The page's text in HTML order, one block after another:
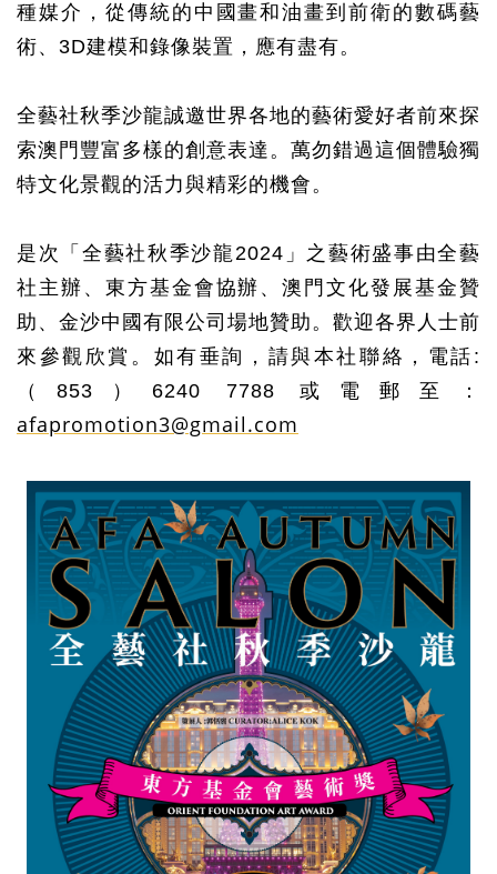
種媒介，從傳統的中國畫和油畫到前衛的數碼藝
術、 3D建模和錄像裝置，應有盡有。
全藝社秋季沙龍誠邀世界各地的藝術愛好者前來探
索澳門豐富多樣的創意表達。萬勿錯過這個體驗獨
特文化景觀的活力與精彩的機會。
是次「全藝社秋季沙龍2024 」之藝術盛事由全藝
社主辦、東方基金會協辦、澳門文化發展基金贊
助、金沙中國有限公司場地贊助。歡迎各界人士前
來參觀欣賞。如有垂詢，請與本社聯絡，電話 :
（ 853 ） 6240 7788或電郵至：
afapromotion3@gmail.com